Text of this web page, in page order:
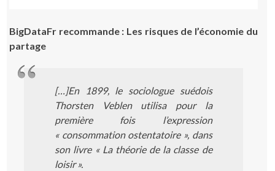
BigDataFr recommande : Les risques de l’économie du
partage
[…]En 1899, le sociologue suédois
Thorsten Veblen utilisa pour la
première fois l’expression
« consommation ostentatoire », dans
son livre « La théorie de la classe de
loisir ».